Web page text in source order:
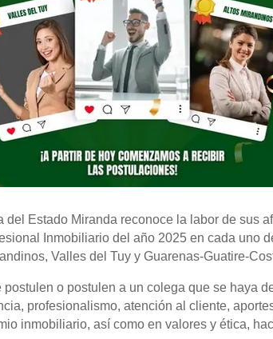
del Estado Miranda reconoce la labor de sus
Inmobiliario del año 2025 en cada uno
Valles del Tuy y Guarenas-Guatire-
postulen o postulen a un colega que se haya
profesionalismo, atención al cliente,
inmobiliario, así como en valores y ética,